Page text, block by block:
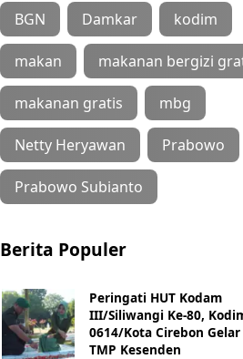
BGN Damkar kodim
makan makanan bergizi
makanan gratis mbg
Netty Heryawan Prabowo
Prabowo Subianto
Berita Populer
Peringati HUT Kodam
III/Siliwangi Ke-80,
0614/Kota Cirebon
TMP Kesenden